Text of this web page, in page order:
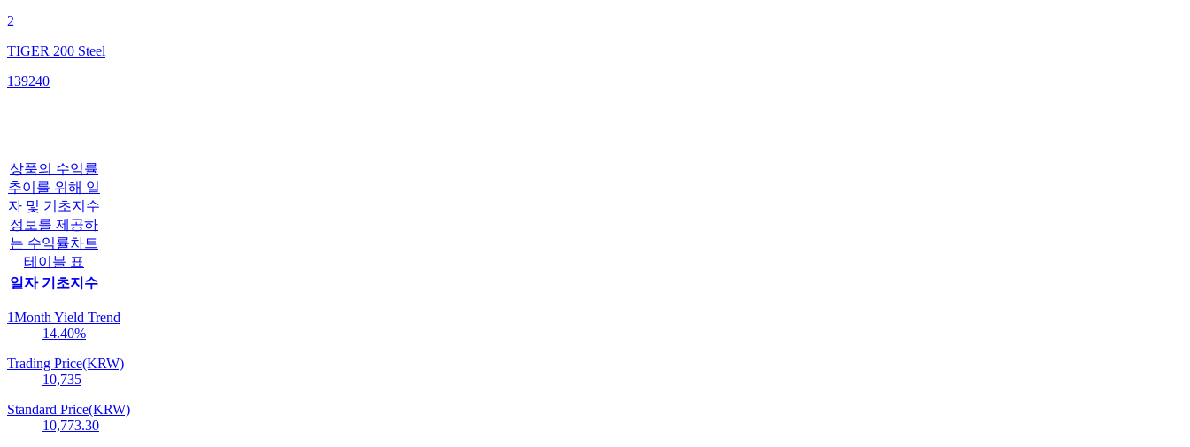
2
TIGER 200 Steel
139240
상품의 수익률
추이를 위해 일
자 및 기초지수
정보를 제공하
는 수익률차트
테이블 표
일자 기초지수
1Month Yield Trend
14.40%
Trading Price(KRW)
10,735
Standard Price(KRW)
10,773.30